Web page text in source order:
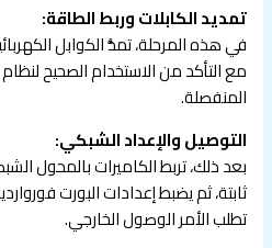
تمديد الكابلات وربط الطاقة:
المنفصلة.
التوصيل والإعداد الشبكي:
تطلب الأمر الوصول الخارجي.